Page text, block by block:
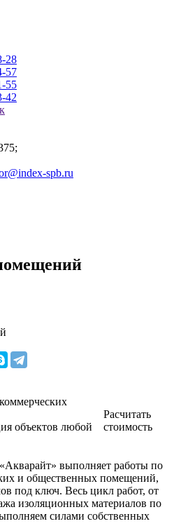
28
57
55
42
spb.ru
объектов любой
Расчитать
стоимость
выполняет работы по
и общественных помещений,
под ключ. Весь цикл работ, от
изоляционных материалов по
силами собственных